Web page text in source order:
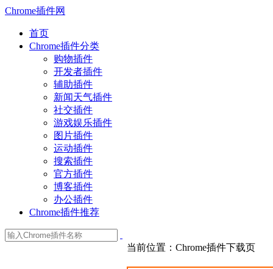
Chrome插件网
首页
Chrome插件分类
购物插件
开发者插件
辅助插件
新闻天气插件
社交插件
游戏娱乐插件
图片插件
运动插件
搜索插件
官方插件
博客插件
办公插件
Chrome插件推荐
当前位置：Chrome插件下载页